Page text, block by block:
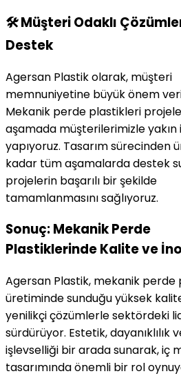
🛠️ Müşteri Odaklı
Destek
Agersan Plastik olarak, müşteri
memnuniyetine büyük önem
Mekanik perde plastikleri
aşamada müşterilerimizle yakın
yapıyoruz. Tasarım sürecinden
kadar tüm aşamalarda destek
projelerin başarılı bir şekilde
tamamlanmasını sağlıyoruz.
Sonuç: Mekanik Perde
Plastiklerinde Kalite ve
Agersan Plastik, mekanik perde
üretiminde sunduğu yüksek
yenilikçi çözümlerle sektördeki
sürdürüyor. Estetik, dayanıklılık
işlevselliği bir arada sunarak, iç
tasarımında önemli bir rol